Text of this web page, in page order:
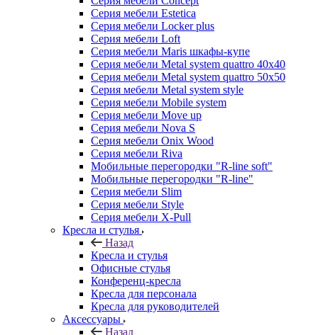
Серия мебели Estetica
Серия мебели Locker plus
Серия мебели Loft
Серия мебели Maris шкафы-купе
Серия мебели Metal system quattro 40x40
Серия мебели Metal system quattro 50x50
Серия мебели Metal system style
Серия мебели Mobile system
Серия мебели Move up
Серия мебели Nova S
Серия мебели Onix Wood
Серия мебели Riva
Мобильные перегородки "R-line soft"
Мобильные перегородки "R-line"
Серия мебели Slim
Серия мебели Style
Серия мебели X-Pull
Кресла и стулья
Назад
Кресла и стулья
Офисные стулья
Конференц-кресла
Кресла для персонала
Кресла для руководителей
Аксессуары
Назад